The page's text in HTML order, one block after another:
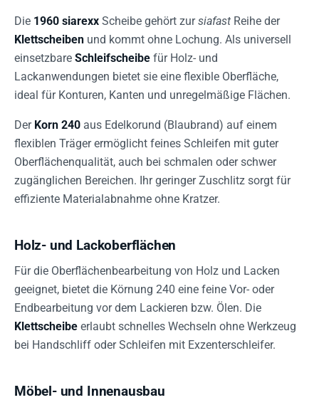
Die 1960 siarexx Scheibe gehört zursiafast Reihe der
Klettscheiben und kommt ohne Lochung. Als universell
einsetzbare Schleifscheibe für Holz- und
Lackanwendungen bietet sie eine flexible Oberfläche,
ideal für Konturen, Kanten und unregelmäßige Flächen.
Der Korn 240 aus Edelkorund (Blaubrand) auf einem
flexiblen Träger ermöglicht feines Schleifen mit guter
Oberflächenqualität, auch bei schmalen oder schwer
zugänglichen Bereichen. Ihr geringer Zuschlitz sorgt für
effiziente Materialabnahme ohne Kratzer.
Holz- und Lackoberflächen
Für die Oberflächenbearbeitung von Holz und Lacken
geeignet, bietet die Körnung 240 eine feine Vor- oder
Endbearbeitung vor dem Lackieren bzw. Ölen. Die
Klettscheibe erlaubt schnelles Wechseln ohne Werkzeug
bei Handschliff oder Schleifen mit Exzenterschleifer.
Möbel- und Innenausbau